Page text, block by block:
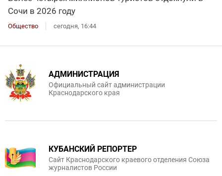
Сочи в 2026 году
Общество сегодня, 16:44
АДМИНИСТРАЦИЯ
Официальный сайт администрации
Краснодарского края
КУБАНСКИЙ РЕПОРТЕР
Сайт Краснодарского краевого отделения Союза
журналистов России